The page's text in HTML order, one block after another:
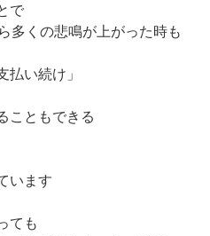
で
多くの悲鳴が上がった時も
払い続け」
こともできる
います
ても